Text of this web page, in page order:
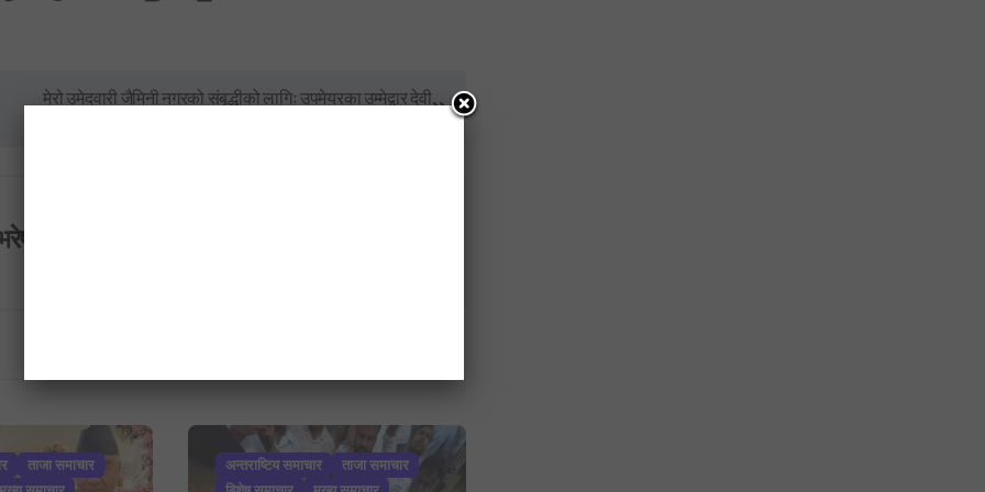
मेरो उमेदवारी जैमिनी नगरको संबृद्धीको लागिः उपमेयरका उम्मेद्वार देवी
अन्लाईन खबर
ताजा समाचार
अन्तराष्टिय समाचार
ताजा समाचार